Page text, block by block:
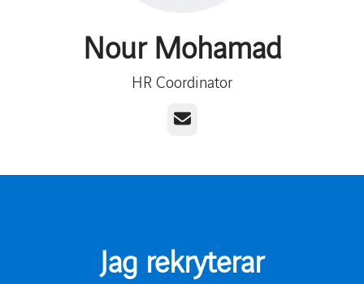
Nour Mohamad
HR Coordinator
E-post
Jag rekryterar